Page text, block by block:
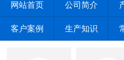
网站首页 公司简介
客户案例 生产知识